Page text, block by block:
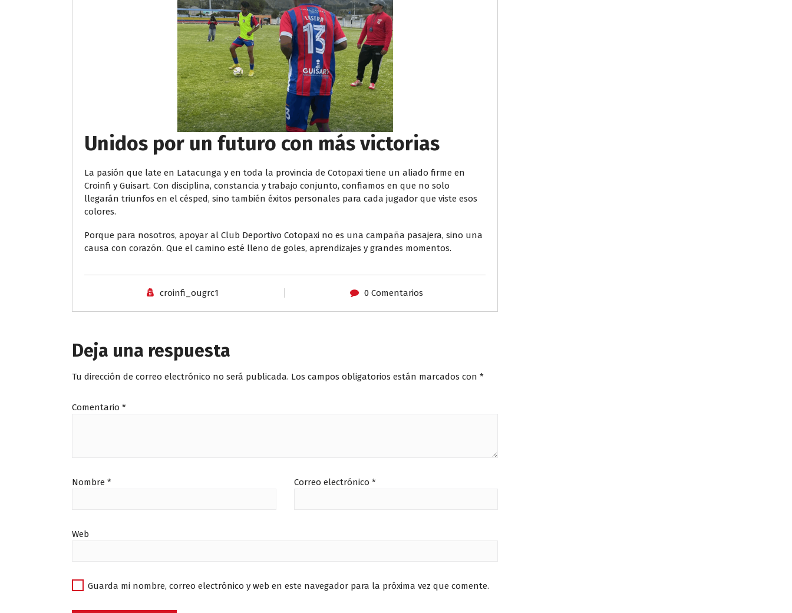
Unidos por un futuro con más victorias
La pasión que late en Latacunga y en toda la provincia de Cotopaxi tiene un aliado firme en
Croinfi y Guisart. Con disciplina, constancia y trabajo conjunto, confiamos en que no solo
llegarán triunfos en el césped, sino también éxitos personales para cada jugador que viste esos
colores.
Porque para nosotros, apoyar al Club Deportivo Cotopaxi no es una campaña pasajera, sino una
causa con corazón. Que el camino esté lleno de goles, aprendizajes y grandes momentos.
croinfi_ougrc1 0 Comentarios
Deja una respuesta
Tu dirección de correo electrónico no será publicada. Los campos obligatorios están marcados con *
Comentario *
Nombre * Correo electrónico *
Web
Guarda mi nombre, correo electrónico y web en este navegador para la próxima vez que comente.